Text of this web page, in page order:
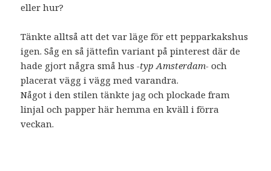
eller hur?
Tänkte alltså att det var läge för ett pepparkakshus
igen. Såg en så jättefin variant på pinterest där de
hade gjort några små hus -typ Amsterdam- och
placerat vägg i vägg med varandra.
Något i den stilen tänkte jag och plockade fram
linjal och papper här hemma en kväll i förra
veckan.